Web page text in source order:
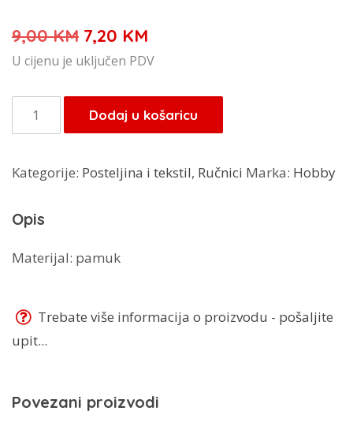
9,00KM Izvorna
cijena
je:
9,00 KM.
7,20 KM
cijena
7,20 KM.
U cijenu je uključen PDV
Ručnik
50x90
Dodaj u košaricu
Kategorije: Posteljina i tekstil, Ručnici Marka: Hobby
Opis
Materijal: pamuk
Trebate više informacija o proizvodu - pošaljite
upit...
Povezani proizvodi